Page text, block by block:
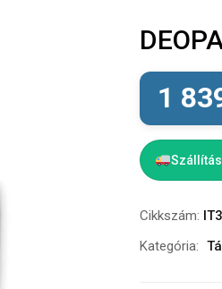
1
Cikkszám:
Kategória: